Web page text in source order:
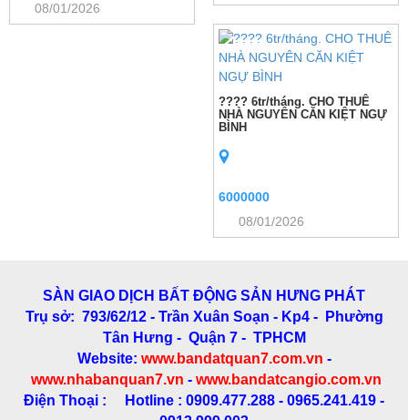
08/01/2026
???? 6tr/tháng. CHO THUÊ
NHÀ NGUYÊN CĂN KIỆT NGỰ
BÌNH
6000000
08/01/2026
SÀN GIAO DỊCH BẤT ĐỘNG SẢN HƯNG PHÁT
Trụ sở: 793/62/12 - Trần Xuân Soạn - Kp4 - Phường
Tân Hưng - Quận 7 - TPHCM
Website: www.bandatquan7.com.vn -
www.nhabanquan7.vn - www.bandatcangio.com.vn
Điện Thoại : Hotline : 0909.477.288 - 0965.241.419 -